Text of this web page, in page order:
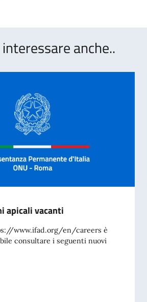
anche..
apicali vacanti
www.ifad.org/en/careers è
consultare i seguenti nuovi
apicali vacanti